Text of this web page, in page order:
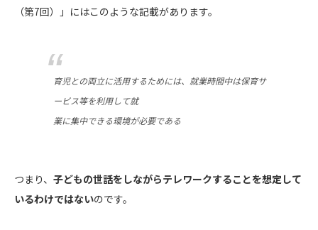
（第7回）」にはこのような記載があります。
育児との両立に活用するためには、就業時間中は保育サ
ービス等を利用して就
業に集中できる環境が必要である
つまり、 子どもの世話をしながらテレワークすることを想定して
いるわけではないのです。